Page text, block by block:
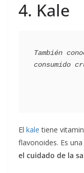
4. Kale
También
El kale tiene
flavonoides. Es
el cuidado de la